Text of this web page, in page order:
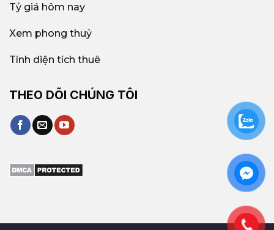
Tỷ giá hôm nay
Xem phong thuỷ
Tính diện tích thuê
THEO DÕI CHÚNG TÔI